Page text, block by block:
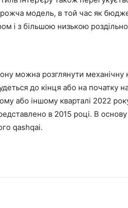
модель, в той час як
і з більшою низькою
можна розглянути
до кінця або на початку
або іншому кварталі 2022
в 2015 році. В
qashqai.